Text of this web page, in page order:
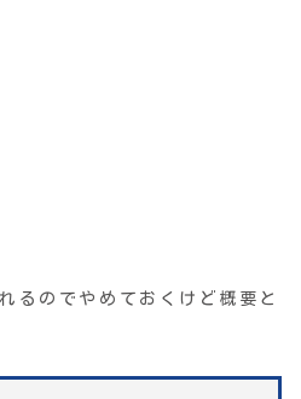
るのでやめておくけど概要と